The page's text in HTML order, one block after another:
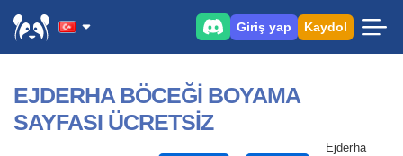
Giriş yap Kaydol
EJDERHA BÖCEĞI BOYAMA
SAYFASI ÜCRETSIZ
Ejderha